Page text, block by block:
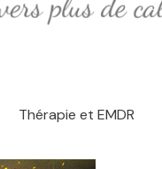
Thérapie et EMDR